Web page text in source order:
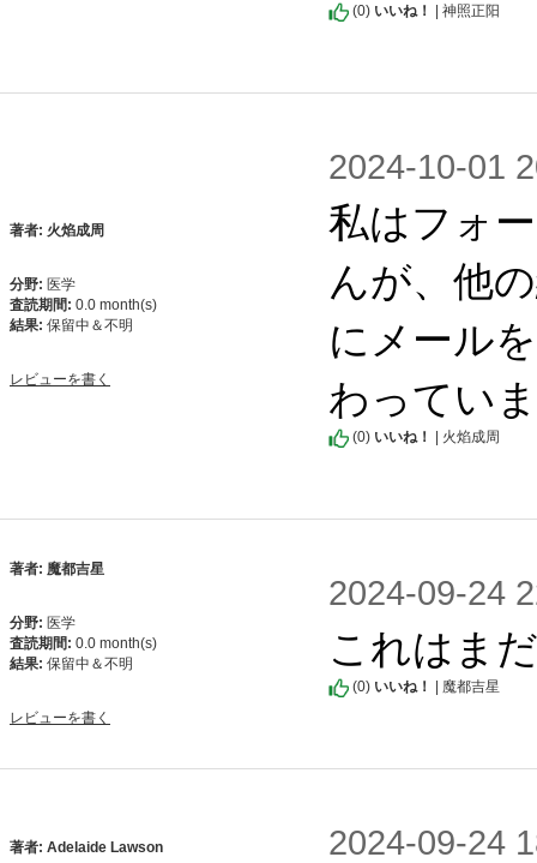
(0) いいね！ | 神照正阳
著者: 火焰成周
分野: 医学
査読期間: 0.0 month(s)
結果: 保留中＆不明
レビューを書く
2024-10-01
私はフォ
んが、他
にメール
わってい
(0) いいね！ | 火焰成周
著者: 魔都吉星
分野: 医学
査読期間: 0.0 month(s)
結果: 保留中＆不明
レビューを書く
2024-09-24
これはま
(0) いいね！ | 魔都吉星
著者: Adelaide Lawson 2024-09-24